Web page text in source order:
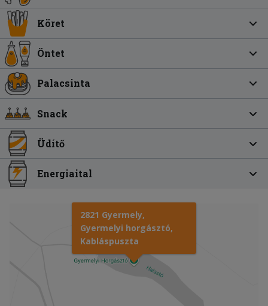
Köret
Öntet
Palacsinta
Snack
Üdítő
Energiaital
2821 Gyermely,
Gyermelyi horgásztó,
Kabláspuszta